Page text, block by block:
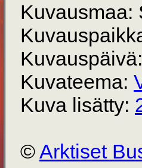
Kuvausmaa:
Kuvateema:
Kuva lisätty:
©Arktiset